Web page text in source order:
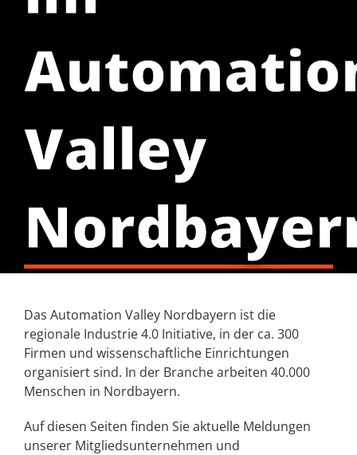
Valley
Das Automation Valley Nordbayern ist die
regionale Industrie 4.0 Initiative, in der ca. 300
Firmen und wissenschaftliche Einrichtungen
organisiert sind. In der Branche arbeiten 40.000
Menschen in Nordbayern.
Auf diesen Seiten finden Sie aktuelle Meldungen
unserer Mitgliedsunternehmen und